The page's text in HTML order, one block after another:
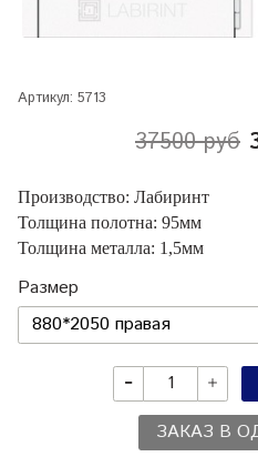
Артикул: 5713
37500 руб
Производство: Лабиринт
Толщина полотна: 95мм
Толщина металла: 1,5мм
Размер
ЗАКАЗ В